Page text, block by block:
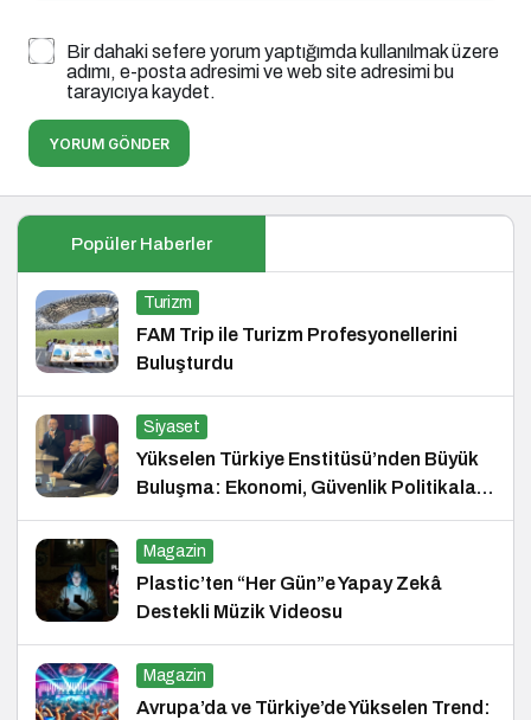
Bir dahaki sefere yorum yaptığımda kullanılmak üzere
adımı, e-posta adresimi ve web site adresimi bu
tarayıcıya kaydet.
YORUM GÖNDER
Popüler Haberler
Turizm
FAM Trip ile Turizm Profesyonellerini
Buluşturdu
Siyaset
Yükselen Türkiye Enstitüsü’nden Büyük
Buluşma: Ekonomi, Güvenlik Politikaları
ve Hukuk Konferansı
Magazin
Plastic’ten “Her Gün”e Yapay Zekâ
Destekli Müzik Videosu
Magazin
Avrupa’da ve Türkiye’de Yükselen Trend: